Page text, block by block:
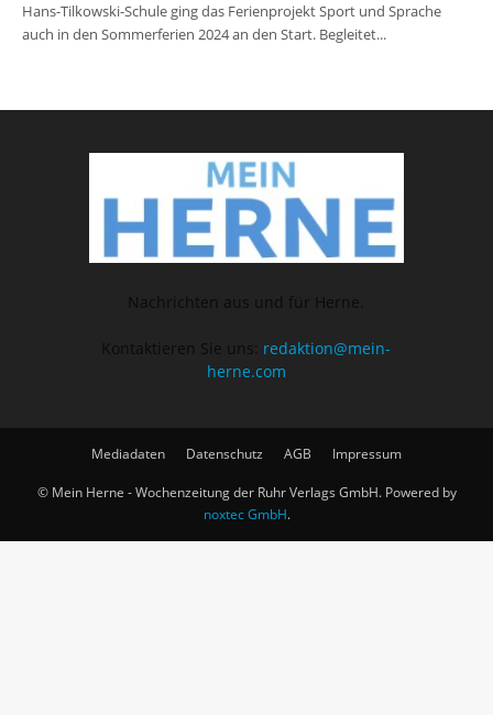
Hans-Tilkowski-Schule ging das Ferienprojekt Sport und Sprache
auch in den Sommerferien 2024 an den Start. Begleitet...
Nachrichten aus und für Herne.
Kontaktieren Sie uns: redaktion@mein-
herne.com
Mediadaten Datenschutz AGB Impressum
© Mein Herne - Wochenzeitung der Ruhr Verlags GmbH. Powered by
noxtec GmbH.